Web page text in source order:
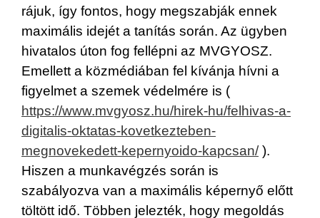
rájuk, így fontos, hogy megszabják ennek
maximális idejét a tanítás során. Az ügyben
hivatalos úton fog fellépni az MVGYOSZ.
Emellett a közmédiában fel kívánja hívni a
figyelmet a szemek védelmére is (
https://www.mvgyosz.hu/hirek-hu/felhivas-a-
digitalis-oktatas-kovetkezteben-
megnovekedett-kepernyoido-kapcsan/).
Hiszen a munkavégzés során is
szabályozva van a maximális képernyő előtt
töltött idő. Többen jelezték, hogy megoldás